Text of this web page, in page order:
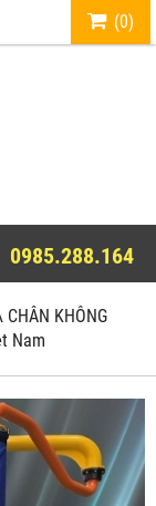
(0)
0985.288.164
KHÔNG
Nam